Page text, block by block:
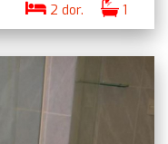
2 dor. 1